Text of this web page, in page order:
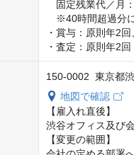
固定残業代／月
※40時間超過分
・賞与：原則年2
・査定：原則年2回
150-0002 東京都
地図で確認
【雇入れ直後】
渋谷オフィス及び
【変更の範囲】